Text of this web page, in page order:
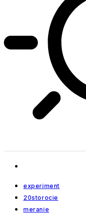
experiment
20storocie
meranie